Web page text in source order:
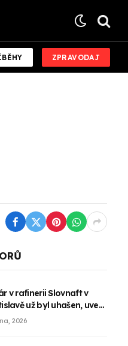
ZPRAVODAJ
v rafinerii Slovnaft v
už byl uhašen, uvedl
firmy
2026